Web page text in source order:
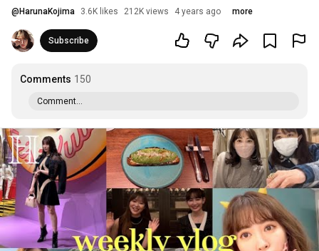
@ HarunaKojima 3.6K likes 212K views 4 years ago more
Subscribe
Comments 150
Comment...